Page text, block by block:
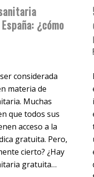
¿cómo
considerada
materia de
Muchas
que todos sus
acceso a la
gratuita. Pero,
cierto? ¿Hay
gratuita…